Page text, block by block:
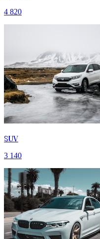
4 820
SUV
3 140